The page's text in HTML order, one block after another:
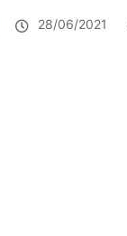
28/06/2021